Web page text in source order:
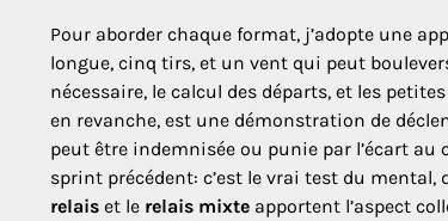
Pour aborder chaque format, j’adopte une
longue, cinq tirs, et un vent qui peut
nécessaire, le calcul des départs, et les
en revanche, est une démonstration de
peut être indemnisée ou punie par l’écart au
sprint précédent: c’est le vrai test du
relais et le relais mixte apportent l’aspect